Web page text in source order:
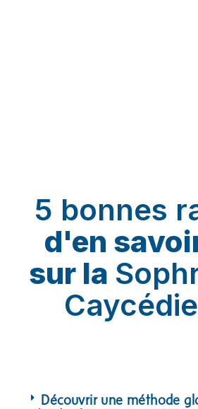
5 bonnes
d'en
sur la
Découvrir une méthode